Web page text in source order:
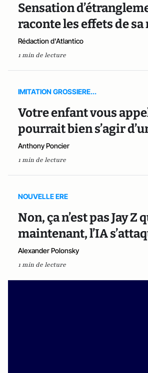
Sensation
raconte les effets de
Rédaction d'Atlantico
1 min de lecture
IMITATION GROSSIERE...
Votre enfant vous
pourrait bien s’agir
Anthony Poncier
1 min de lecture
NOUVELLE ERE
Non, ça n’est pas Jay
maintenant, l’IA
Alexander Polonsky
1 min de lecture